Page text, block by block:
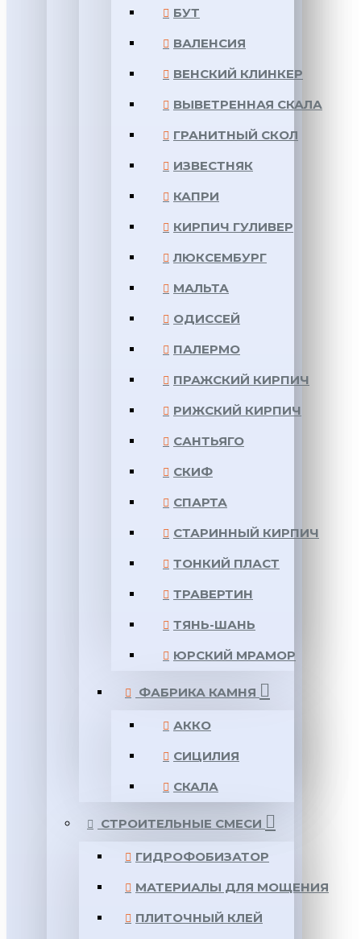
БУТ
ВАЛЕНСИЯ
ВЕНСКИЙ КЛИНКЕР
ВЫВЕТРЕННАЯ СКАЛА
ГРАНИТНЫЙ СКОЛ
ИЗВЕСТНЯК
КАПРИ
КИРПИЧ ГУЛИВЕР
ЛЮКСЕМБУРГ
МАЛЬТА
ОДИССЕЙ
ПАЛЕРМО
ПРАЖСКИЙ КИРПИЧ
РИЖСКИЙ КИРПИЧ
САНТЬЯГО
СКИФ
СПАРТА
СТАРИННЫЙ КИРПИЧ
ТОНКИЙ ПЛАСТ
ТРАВЕРТИН
ТЯНЬ-ШАНЬ
ЮРСКИЙ МРАМОР
ФАБРИКА КАМНЯ
АККО
СИЦИЛИЯ
СКАЛА
СТРОИТЕЛЬНЫЕ СМЕСИ
ГИДРОФОБИЗАТОР
МАТЕРИАЛЫ ДЛЯ МОЩЕНИЯ
ПЛИТОЧНЫЙ КЛЕЙ